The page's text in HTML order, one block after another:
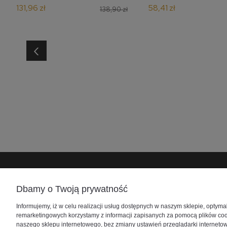
138,90 zł
131,96 zł 58,41 zł
‹
Regulamin Sklepu
Zwroty i reklamacje
Regulamin FishCoiny
Instagram
Dbamy o Twoją prywatność
Informujemy, iż w celu realizacji usług dostępnych w naszym sklepie,
remarketingowych korzystamy z informacji zapisanych za pomocą plików
naszego sklepu internetowego, bez zmiany ustawień przeglądarki